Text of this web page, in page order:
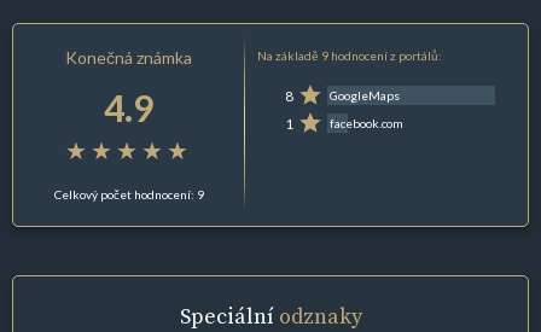
Konečná známka
4.9
Celkový počet hodnocení: 9
Na základě 9 hodnocení z portálů:
8 GoogleMaps
1 facebook.com
Speciální odznaky